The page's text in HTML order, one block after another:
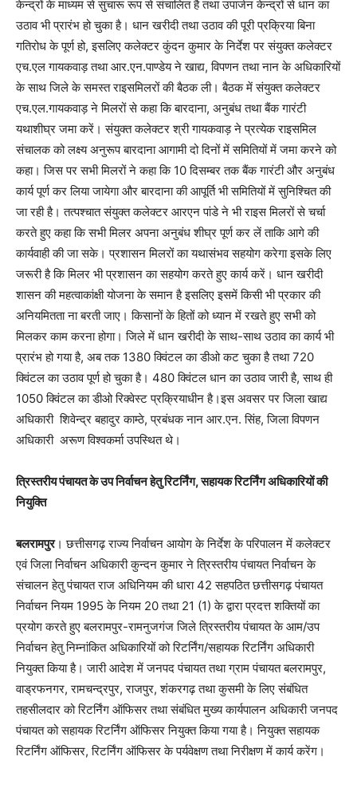
केन्द्रों के माध्यम से सुचारू रूप से संचालित है तथा उपार्जन केन्द्रों से धान का
उठाव भी प्रारंभ हो चुका है। धान खरीदी तथा उठाव की पूरी प्रक्रिया बिना
गतिरोध के पूर्ण हो, इसलिए कलेक्टर कुंदन कुमार के निर्देश पर संयुक्त कलेक्टर
एच.एल गायकवाड़ तथा आर.एन.पाण्डेय ने खाद्य, विपणन तथा नान के अधिकारियों
के साथ जिले के समस्त राइसमिलरों की बैठक ली। बैठक में संयुक्त कलेक्टर
एच.एल.गायकवाड़ ने मिलरों से कहा कि बारदाना, अनुबंध तथा बैंक गारंटी
यथाशीघ्र जमा करें। संयुक्त कलेक्टर श्री गायकवाड़ ने प्रत्येक राइसमिल
संचालक को लक्ष्य अनुरूप बारदाना आगामी दो दिनों में समितियों में जमा करने को
कहा। जिस पर सभी मिलरों ने कहा कि 10 दिसम्बर तक बैंक गारंटी और अनुबंध
कार्य पूर्ण कर लिया जायेगा और बारदाना की आपूर्ति भी समितियों में सुनिश्चित की
जा रही है। तत्पश्चात संयुक्त कलेक्टर आरएन पांडे ने भी राइस मिलरों से चर्चा
करते हुए कहा कि सभी मिलर अपना अनुबंध शीघ्र पूर्ण कर लें ताकि आगे की
कार्यवाही की जा सके। प्रशासन मिलरों का यथासंभव सहयोग करेगा इसके लिए
जरूरी है कि मिलर भी प्रशासन का सहयोग करते हुए कार्य करें। धान खरीदी
शासन की महत्वाकांक्षी योजना के समान है इसलिए इसमें किसी भी प्रकार की
अनियमितता ना बरती जाए। किसानों के हितों को ध्यान में रखते हुए सभी को
मिलकर काम करना होगा। जिले में धान खरीदी के साथ-साथ उठाव का कार्य भी
प्रारंभ हो गया है, अब तक 1380 क्विंटल का डीओ कट चुका है तथा 720
क्विंटल का उठाव पूर्ण हो चुका है। 480 क्विंटल धान का उठाव जारी है, साथ ही
1050 क्विंटल का डीओ रिक्वेस्ट प्रक्रियाधीन है।इस अवसर पर जिला खाद्य
अधिकारी शिवेन्द्र बहादुर काम्ठे, प्रबंधक नान आर.एन. सिंह, जिला विपणन
अधिकारी अरूण विश्वकर्मा उपस्थित थे।
त्रिस्तरीय पंचायत के उप निर्वाचन हेतु रिटर्निंग, सहायक रिटर्निंग अधिकारियों की
नियुक्ति
बलरामपुर। छत्तीसगढ़ राज्य निर्वाचन आयोग के निर्देश के परिपालन में कलेक्टर
एवं जिला निर्वाचन अधिकारी कुन्दन कुमार ने त्रिस्तरीय पंचायत निर्वाचन के
संचालन हेतु पंचायत राज अधिनियम की धारा 42 सहपठित छत्तीसगढ़ पंचायत
निर्वाचन नियम 1995 के नियम 20 तथा 21 (1) के द्वारा प्रदत्त शक्तियों का
प्रयोग करते हुए बलरामपुर-रामनुजगंज जिले त्रिस्तरीय पंचायत के आम/उप
निर्वाचन हेतु निम्नांकित अधिकारियों को रिटर्निंग/सहायक रिटर्निंग अधिकारी
नियुक्त किया है। जारी आदेश में जनपद पंचायत तथा ग्राम पंचायत बलरामपुर,
वाड्रफनगर, रामचन्द्रपुर, राजपुर, शंकरगढ़ तथा कुसमी के लिए संबंधित
तहसीलदार को रिटर्निंग ऑफिसर तथा संबंधित मुख्य कार्यपालन अधिकारी जनपद
पंचायत को सहायक रिटर्निंग ऑफिसर नियुक्त किया गया है। नियुक्त सहायक
रिटर्निंग ऑफिसर, रिटर्निंग ऑफिसर के पर्यवेक्षण तथा निरीक्षण में कार्य करेंग।